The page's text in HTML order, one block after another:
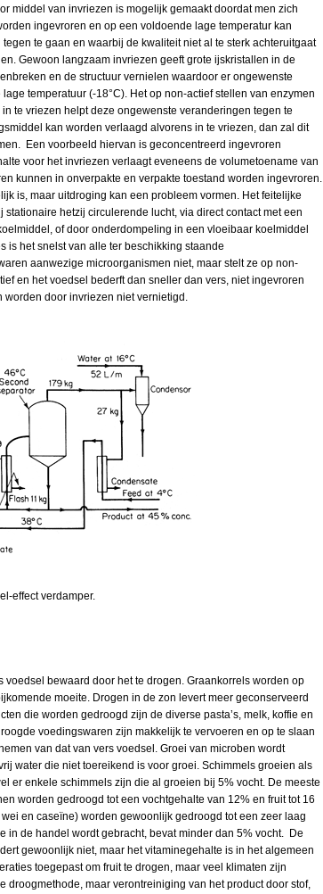
middel van invriezen is mogelijk gemaakt doordat men zich
ingevroren en op een voldoende lage temperatur kan
te gaan en waarbij de kwaliteit niet al te sterk achteruitgaat
Gewoon langzaam invriezen geeft grote ijskristallen in de
en de structuur vernielen waardoor er ongewenste
temperatuur (-18°C). Het op non-actief stellen van enzymen
te vriezen helpt deze ongewenste veranderingen tegen te
kan worden verlaagd alvorens in te vriezen, dan zal dit
Een voorbeeld hiervan is geconcentreerd ingevroren
voor het invriezen verlaagt eveneens de volumetoename van
kunnen in onverpakte en verpakte toestand worden ingevroren.
is, maar uitdroging kan een probleem vormen. Het feitelijke
hetzij circulerende lucht, via direct contact met een
of door onderdompeling in een vloeibaar koelmiddel
is het snelst van alle ter beschikking staande
aanwezige microorganismen niet, maar stelt ze op non-
en het voedsel bederft dan sneller dan vers, niet ingevroren
door invriezen niet vernietigd.
effect verdamper.
voedsel bewaard door het te drogen. Graankorrels worden op
moeite. Drogen in de zon levert meer geconserveerd
die worden gedroogd zijn de diverse pasta’s, melk, koffie en
voedingswaren zijn makkelijk te vervoeren en op te slaan
van dat van vers voedsel. Groei van microben wordt
water die niet toereikend is voor groei. Schimmels groeien als
er enkele schimmels zijn die al groeien bij 5% vocht. De meeste
worden gedroogd tot een vochtgehalte van 12% en fruit tot 16
en caseïne) worden gewoonlijk gedroogd tot een zeer laag
in de handel wordt gebracht, bevat minder dan 5% vocht. De
gewoonlijk niet, maar het vitaminegehalte is in het algemeen
toegepast om fruit te drogen, maar veel klimaten zijn
droogmethode, maar verontreiniging van het product door stof,